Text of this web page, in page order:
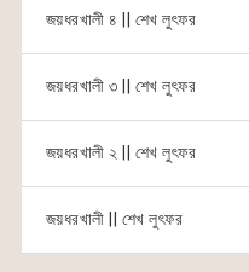
জয়ধরখালী ৪ || শেখ লুৎফর
জয়ধরখালী ৩ || শেখ লুৎফর
জয়ধরখালী ২ || শেখ লুৎফর
জয়ধরখালী || শেখ লুৎফর